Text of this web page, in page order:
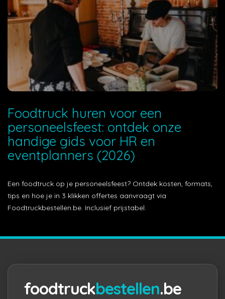
Foodtruck huren voor een
personeelsfeest: ontdek onze
handige gids voor HR en
eventplanners (2026)
Een foodtruck op je personeelsfeest? Ontdek kosten, formats,
tips en hoe je in 3 klikken offertes aanvraagt via
Foodtruckbestellen.be. Inclusief prijstabel.
foodtruckbestellen.be